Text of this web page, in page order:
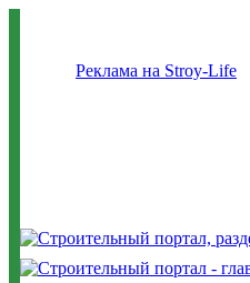
Реклама на Stroy-Life